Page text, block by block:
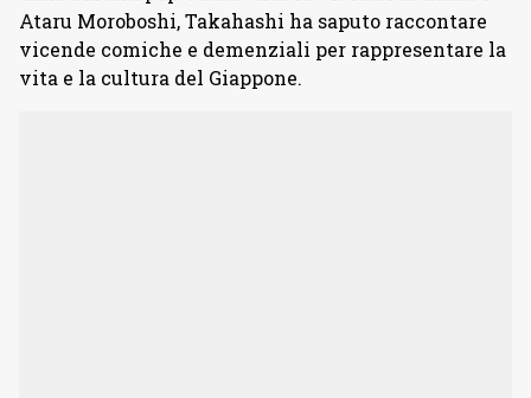
Ataru Moroboshi, Takahashi ha saputo raccontare
vicende comiche e demenziali per rappresentare la
vita e la cultura del Giappone.